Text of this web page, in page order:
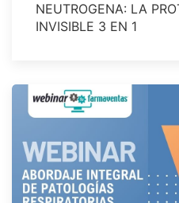
NEUTROGENA: LA
INVISIBLE 3 EN 1